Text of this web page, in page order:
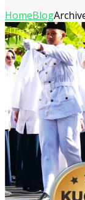
HomeBlog